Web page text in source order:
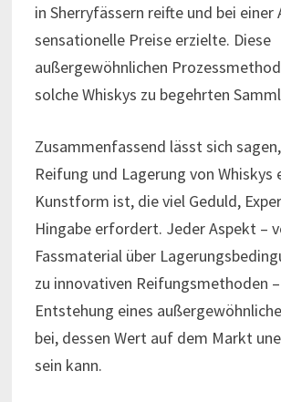
in Sherryfässern reifte und bei einer
sensationelle Preise erzielte. Diese
außergewöhnlichen
solche Whiskys zu begehrten
Zusammenfassend lässt sich
Reifung und Lagerung von Whiskys
Kunstform ist, die viel Geduld,
Hingabe erfordert. Jeder Aspekt –
Fassmaterial über
zu innovativen Reifungsmethoden
Entstehung eines
bei, dessen Wert auf dem Markt
sein kann.